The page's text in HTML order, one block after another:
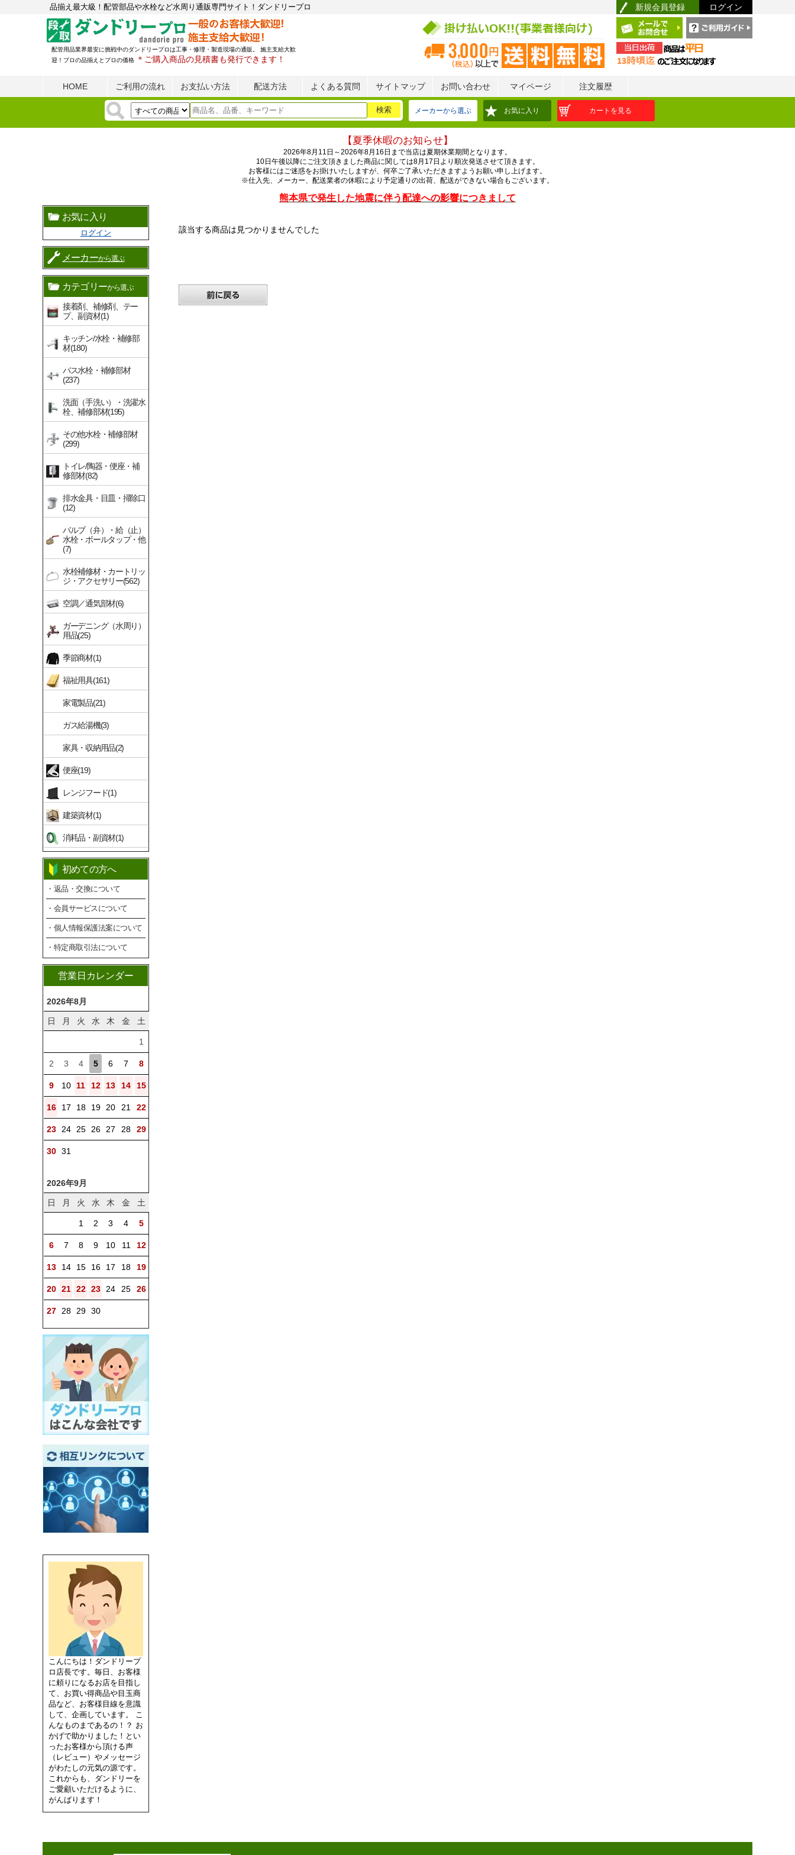
品揃え最大級！配管部品や水栓など水周り通販専門サイト！ダンドリープロ 新規会員登録 ログイン
配管用品業界最安に挑戦中のダンドリープロは工事・修理・製造現場の通販。 施主支給大歓
迎！プロの品揃えとプロの価格
＊ご購入商品の見積書も発行できます！
HOME ご利用の流れ お支払い方法 配送方法 よくある質問 サイトマップ お問い合わせ マイページ 注文履歴
メーカーから選ぶ お気に入り カートを見る
【夏季休暇のお知らせ】
2026年8月11日～2026年8月16日まで当店は夏期休業期間となります。
10日午後以降にご注文頂きました商品に関しては8月17日より順次発送させて頂きます。
お客様にはご迷惑をお掛けいたしますが、何卒ご了承いただきますようお願い申し上げます。
※仕入先、メーカー、配送業者の休暇により予定通りの出荷、配送ができない場合もございます。
熊本県で発生した地震に伴う配達への影響につきまして
お気に入り
ログイン
メーカーから選ぶ
カテゴリーから選ぶ
接着剤、補修剤、テー
プ、副資材(1)
キッチン/水栓・補修部
材(180)
バス水栓・補修部材
(237)
洗面（手洗い）・洗濯水
栓、補修部材(195)
その他水栓・補修部材
(299)
トイレ/陶器・便座・補
修部材(82)
排水金具・目皿・掃除口
(12)
バルブ（弁）・給（止）
水栓・ボールタップ・他
(7)
水栓補修材・カートリッ
ジ・アクセサリー(562)
空調／通気部材(6)
ガーデニング（水周り）
用品(25)
季節商材(1)
福祉用具(161)
家電製品(21)
ガス給湯機(3)
家具・収納用品(2)
便座(19)
レンジフード(1)
建築資材(1)
消耗品・副資材(1)
初めての方へ
・返品・交換について
・会員サービスについて
・個人情報保護法案について
・特定商取引法について
営業日カレンダー
2026年8月
日 月 火 水 木 金 土
1
2 3 4 5 6 7 8
9 10 11 12 13 14 15
16 17 18 19 20 21 22
23 24 25 26 27 28 29
30 31
2026年9月
日 月 火 水 木 金 土
1 2 3 4 5
6 7 8 9 10 11 12
13 14 15 16 17 18 19
20 21 22 23 24 25 26
27 28 29 30
こんにちは！ダンドリープ
ロ店長です。毎日、お客様
に頼りになるお店を目指し
て、お買い得商品や目玉商
品など、お客様目線を意識
して、企画しています。 こ
んなものまであるの！？ お
かげで助かりました！とい
ったお客様から頂ける声
（レビュー）やメッセージ
がわたしの元気の源です。
これからも、ダンドリーを
ご愛顧いただけるように、
がんばります！
該当する商品は見つかりませんでした